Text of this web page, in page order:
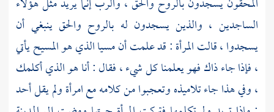
الساجدين ، والذين يسجدون له بالروح والحق ينبغي أن
يسجدوا ، قالت المرأة : قد علمت أن مسيا الذي هوالمسيحيأتي
، فإذا جاء ذاك فهو يعلمنا كل شيء ، فقال : أنا هو الذي أكلمك
، وفي هذا جاء تلاميذه وتعجبوا من كلامه مع امرأة ولم يقل أحد